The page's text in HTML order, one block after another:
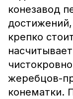
конезавод
крепко
жеребцов-
конематки.